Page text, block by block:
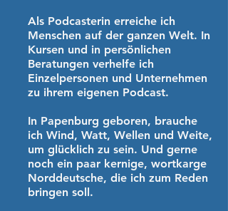
Als Podcasterin erreiche ich
Menschen auf der ganzen Welt. In
Kursen und in persönlichen
Beratungen verhelfe ich
Einzelpersonen und Unternehmen
zu ihrem eigenen Podcast.
In Papenburg geboren, brauche
ich Wind, Watt, Wellen und Weite,
um glücklich zu sein. Und gerne
noch ein paar kernige, wortkarge
Norddeutsche, die ich zum Reden
bringen soll.